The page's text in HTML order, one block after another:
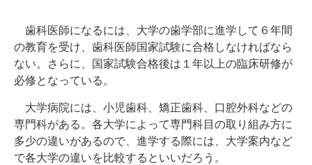
歯科医師になるには、大学の歯学部に進学して６年間
の教育を受け、歯科医師国家試験に合格しなければなら
ない。さらに、国家試験合格後は１年以上の臨床研修が
必修となっている。
大学病院には、小児歯科、矯正歯科、口腔外科などの
専門科がある。各大学によって専門科目の取り組み方に
多少の違いがあるので、進学する際には、大学案内など
で各大学の違いを比較するといいだろう。